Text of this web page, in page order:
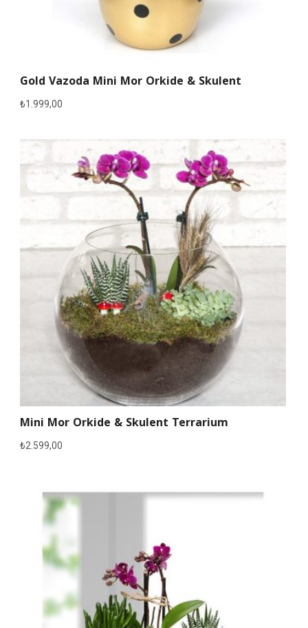
Gold Vazoda Mini Mor Orkide & Skulent
₺1.999,00
Mini Mor Orkide & Skulent Terrarium
₺2.599,00